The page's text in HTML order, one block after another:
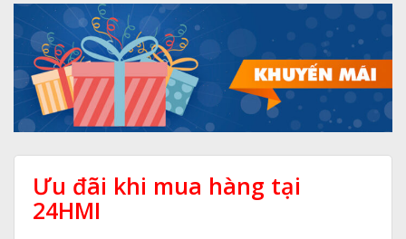
Ưu đãi khi mua hàng tại
24HMI